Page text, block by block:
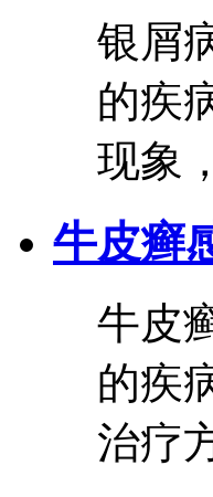
银屑
的疾
现象
牛皮癣
牛皮
的疾
治疗